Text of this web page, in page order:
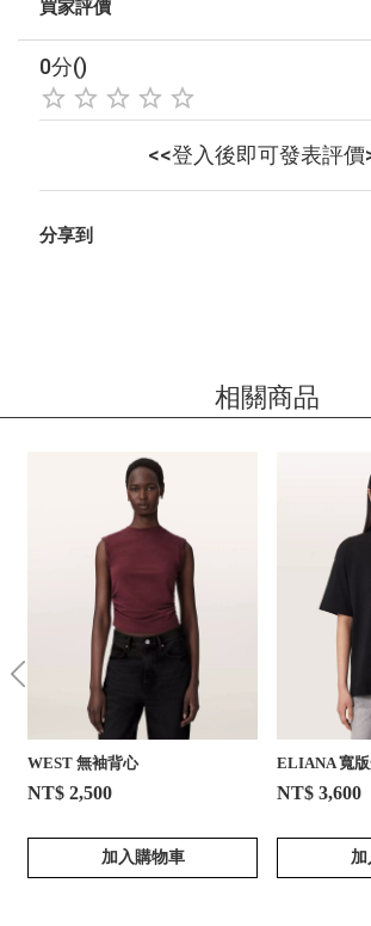
買家評價
0分()
<<登入後即可發表評價
分享到
相關商品
WEST 無袖背心
NT$ 2,500
加入購物車
ELIANA 寬
NT$ 3,600